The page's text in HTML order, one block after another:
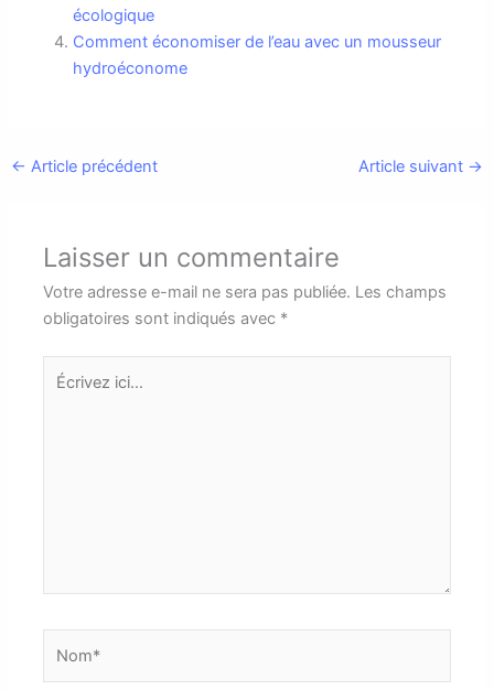
écologique
Comment économiser de l’eau avec un mousseur
hydroéconome
← Article précédent Article suivant →
Laisser un commentaire
Votre adresse e-mail ne sera pas publiée. Les champs
obligatoires sont indiqués avec *
Écrivez
ici…